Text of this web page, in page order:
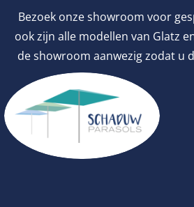
Bezoek onze showroom voor
ook zijn alle modellen van Glatz
de showroom aanwezig zodat u
inhoud